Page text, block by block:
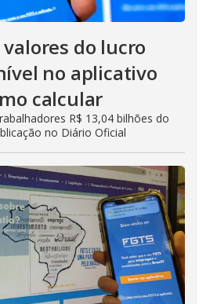
do lucro
no aplicativo
calcular
R$ 13,04 bilhões do
no Diário Oficial